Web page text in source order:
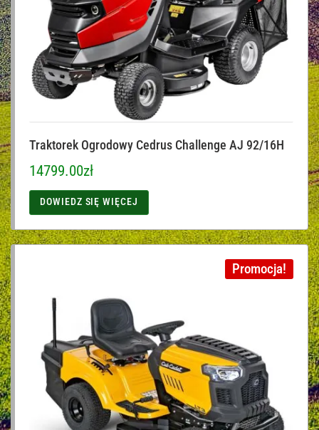
Traktorek Ogrodowy Cedrus Challenge AJ 92/16H
14799.00zł
DOWIEDZ SIĘ WIĘCEJ
Promocja!